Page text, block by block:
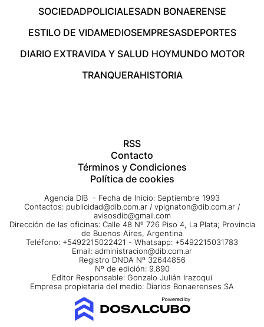
SOCIEDADPOLICIALESADN BONAERENSE
ESTILO DE VIDAMEDIOSEMPRESASDEPORTES
DIARIO EXTRAVIDA Y SALUD HOYMUNDO MOTOR
TRANQUERAHISTORIA
RSS
Contacto
Términos y Condiciones
Política de cookies
Agencia DIB - Fecha de Inicio: Septiembre 1993
Contactos: publicidad@dib.com.ar / vpignaton@dib.com.ar /
avisosdib@gmail.com
Dirección de las oficinas: Calle 48 Nº 726 Piso 4, La Plata; Provincia
de Buenos Aires, Argentina
Teléfono: +5492215022421 - Whatsapp: +5492215031783
Email: administracion@dib.com.ar
Registro DNDA Nº 32644856
Nº de edición: 9.890
Editor Responsable: Gonzalo Julián Irazoqui
Empresa propietaria del medio: Diarios Bonaerenses SA